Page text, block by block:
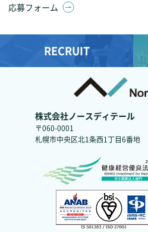
応募フォーム
RECRUIT
株式会社ノースディテール
〒060-0001
札幌市中央区北1条西1丁目6番地